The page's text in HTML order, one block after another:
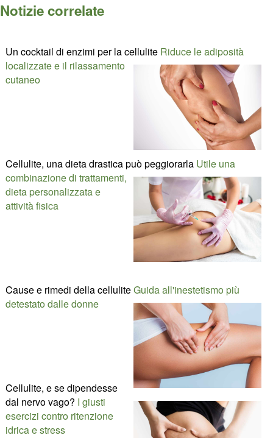
Notizie correlate
Un cocktail di enzimi per la cellulite Riduce le adiposità
localizzate e il rilassamento
cutaneo
Cellulite, una dieta drastica può peggiorarla Utile una
combinazione di trattamenti,
dieta personalizzata e
attività fisica
Cause e rimedi della celluliteGuida all'inestetismo più
detestato dalle donne
Cellulite, e se dipendesse
dal nervo vago? I giusti
esercizi contro ritenzione
idrica e stress